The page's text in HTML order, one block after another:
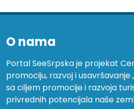
O nama
Portal SeeSrpska je projekat
promociju, razvoj i usavršavanje
sa ciljem promocije i razvoja
privrednih potencijala naše